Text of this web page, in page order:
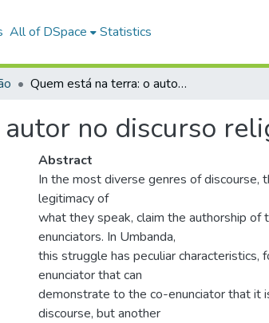
All of DSpace Statistics
Quem está na terra: o autor no discurso religioso da umbanda.
no discurso
Abstract
In the most diverse genres of discourse,
legitimacy of
what they speak, claim the authorship
enunciators. In Umbanda,
this struggle has peculiar characteristics,
enunciator that can
demonstrate to the co-enunciator that it
discourse, but another